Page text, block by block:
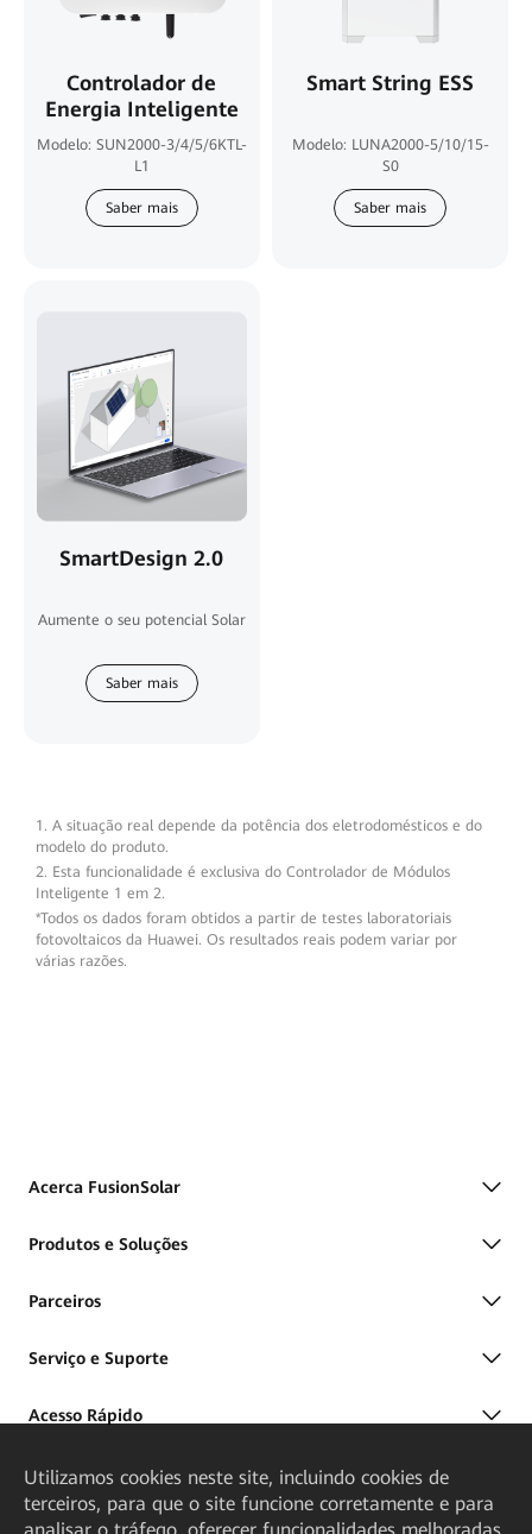
Controlador de
Energia Inteligente
Modelo: SUN2000-3/4/5/6KTL-
L1
Saber mais
Smart String ESS
Modelo: LUNA2000-5/10/15-
S0
Saber mais
SmartDesign 2.0
Aumente o seu potencial Solar
Saber mais
1. A situação real depende da potência dos eletrodomésticos e do
modelo do produto.
2. Esta funcionalidade é exclusiva do Controlador de Módulos
Inteligente 1 em 2.
*Todos os dados foram obtidos a partir de testes laboratoriais
fotovoltaicos da Huawei. Os resultados reais podem variar por
várias razões.
Acerca FusionSolar
Produtos e Soluções
Parceiros
Serviço e Suporte
Acesso Rápido
Utilizamos cookies neste site, incluindo cookies de
terceiros, para que o site funcione corretamente e para